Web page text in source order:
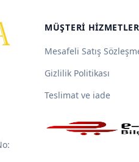
MÜŞTERI
Mesafeli Satış
Gizlilik Politikası
Teslimat ve iade